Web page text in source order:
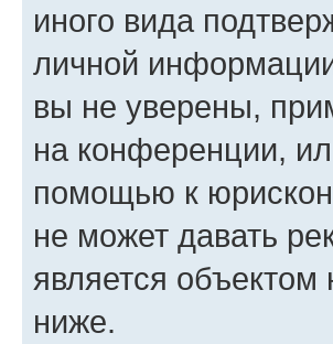
иного вида
личной
вы не уверены,
на конференции,
помощью к
не может давать
является
ниже.